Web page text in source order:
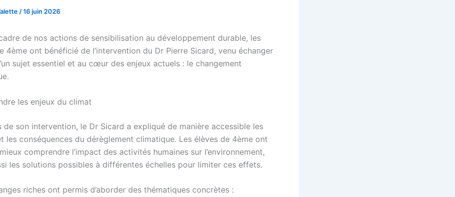
/16 juin 2026
de nos actions de sensibilisation au développement durable, les
4ème ont bénéficié de l’intervention du Dr Pierre Sicard, venu échanger
sujet essentiel et au cœur des enjeux actuels : le changement
les enjeux du climat
de son intervention, le Dr Sicard a expliqué de manière accessible les
les conséquences du dérèglement climatique. Les élèves de 4ème ont
comprendre l’impact des activités humaines sur l’environnement,
les solutions possibles à différentes échelles pour limiter ces effets.
riches ont permis d’aborder des thématiques concrètes :